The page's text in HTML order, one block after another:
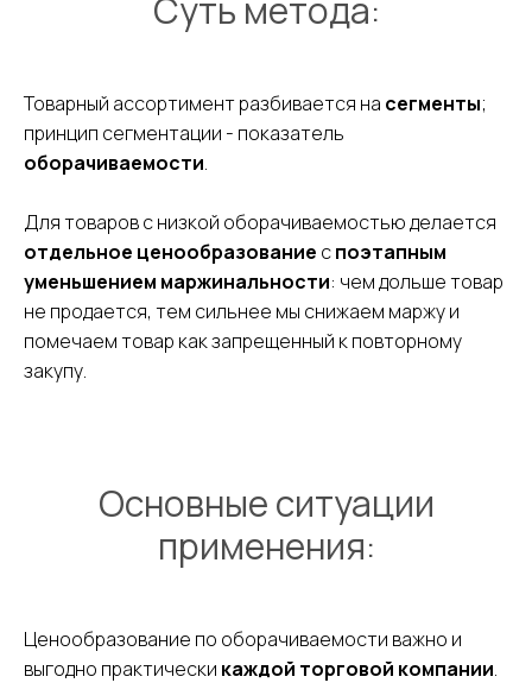
Суть метода:
Товарный ассортимент разбивается на сегменты;
принцип сегментации - показатель
оборачиваемости.
Для товаров с низкой оборачиваемостью делается
отдельное ценообразование споэтапным
уменьшением маржинальности: чем дольше товар
не продается, тем сильнее мы снижаем маржу и
помечаем товар как запрещенный к повторному
закупу.
Основные ситуации
применения:
Ценообразование по оборачиваемости важно и
выгодно практически каждой торговой компании.